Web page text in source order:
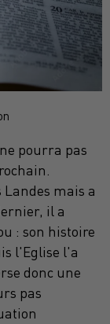
pourra pas
mais a
il a
: son histoire
l'Eglise l'a
donc une
pas